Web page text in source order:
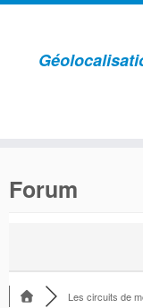
contenu
Forum
Les circuits de